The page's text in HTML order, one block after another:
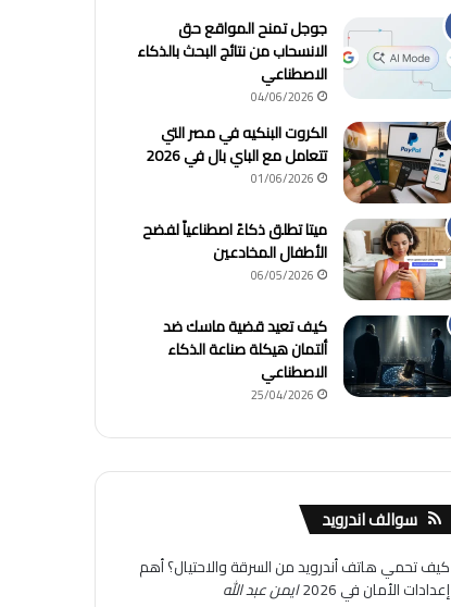
جوجل تمنح المواقع حق
الانسحاب من نتائج البحث بالذكاء
الاصطناعي
04/06/2026
الكروت البنكيه في مصر التي
تتعامل مع الباي بال في 2026
01/06/2026
ميتا تطلق ذكاءً اصطناعياً لفضح
الأطفال المخادعين
06/05/2026
كيف تعيد قضية ماسك ضد
ألتمان هيكلة صناعة الذكاء
الاصطناعي
25/04/2026
سوالف اندرويد
كيف تحمي هاتف أندرويد من السرقة والاحتيال؟ أهم
إعدادات الأمان في 2026
ايمن عبد الله